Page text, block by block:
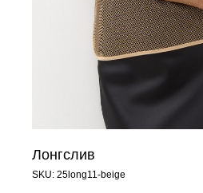
Лонгслив
SKU: 25long11-beige